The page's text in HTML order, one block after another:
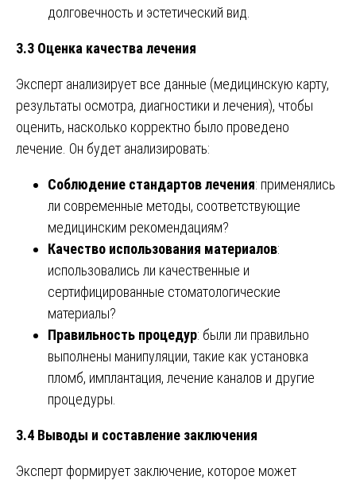
долговечность и эстетический вид.
3.3 Оценка качества лечения
Эксперт анализирует все данные (медицинскую карту,
результаты осмотра, диагностики и лечения), чтобы
оценить, насколько корректно было проведено
лечение. Он будет анализировать:
Соблюдение стандартов лечения: применялись
ли современные методы, соответствующие
медицинским рекомендациям?
Качество использования материалов:
использовались ли качественные и
сертифицированные стоматологические
материалы?
Правильность процедур: были ли правильно
выполнены манипуляции, такие как установка
пломб, имплантация, лечение каналов и другие
процедуры.
3.4 Выводы и составление заключения
Эксперт формирует заключение, которое может